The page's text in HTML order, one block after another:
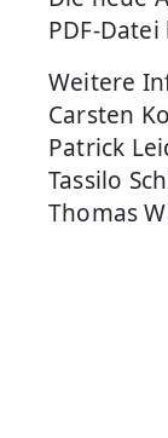
PDF-
Weitere
Carsten
Patrick
Tassilo
Thomas